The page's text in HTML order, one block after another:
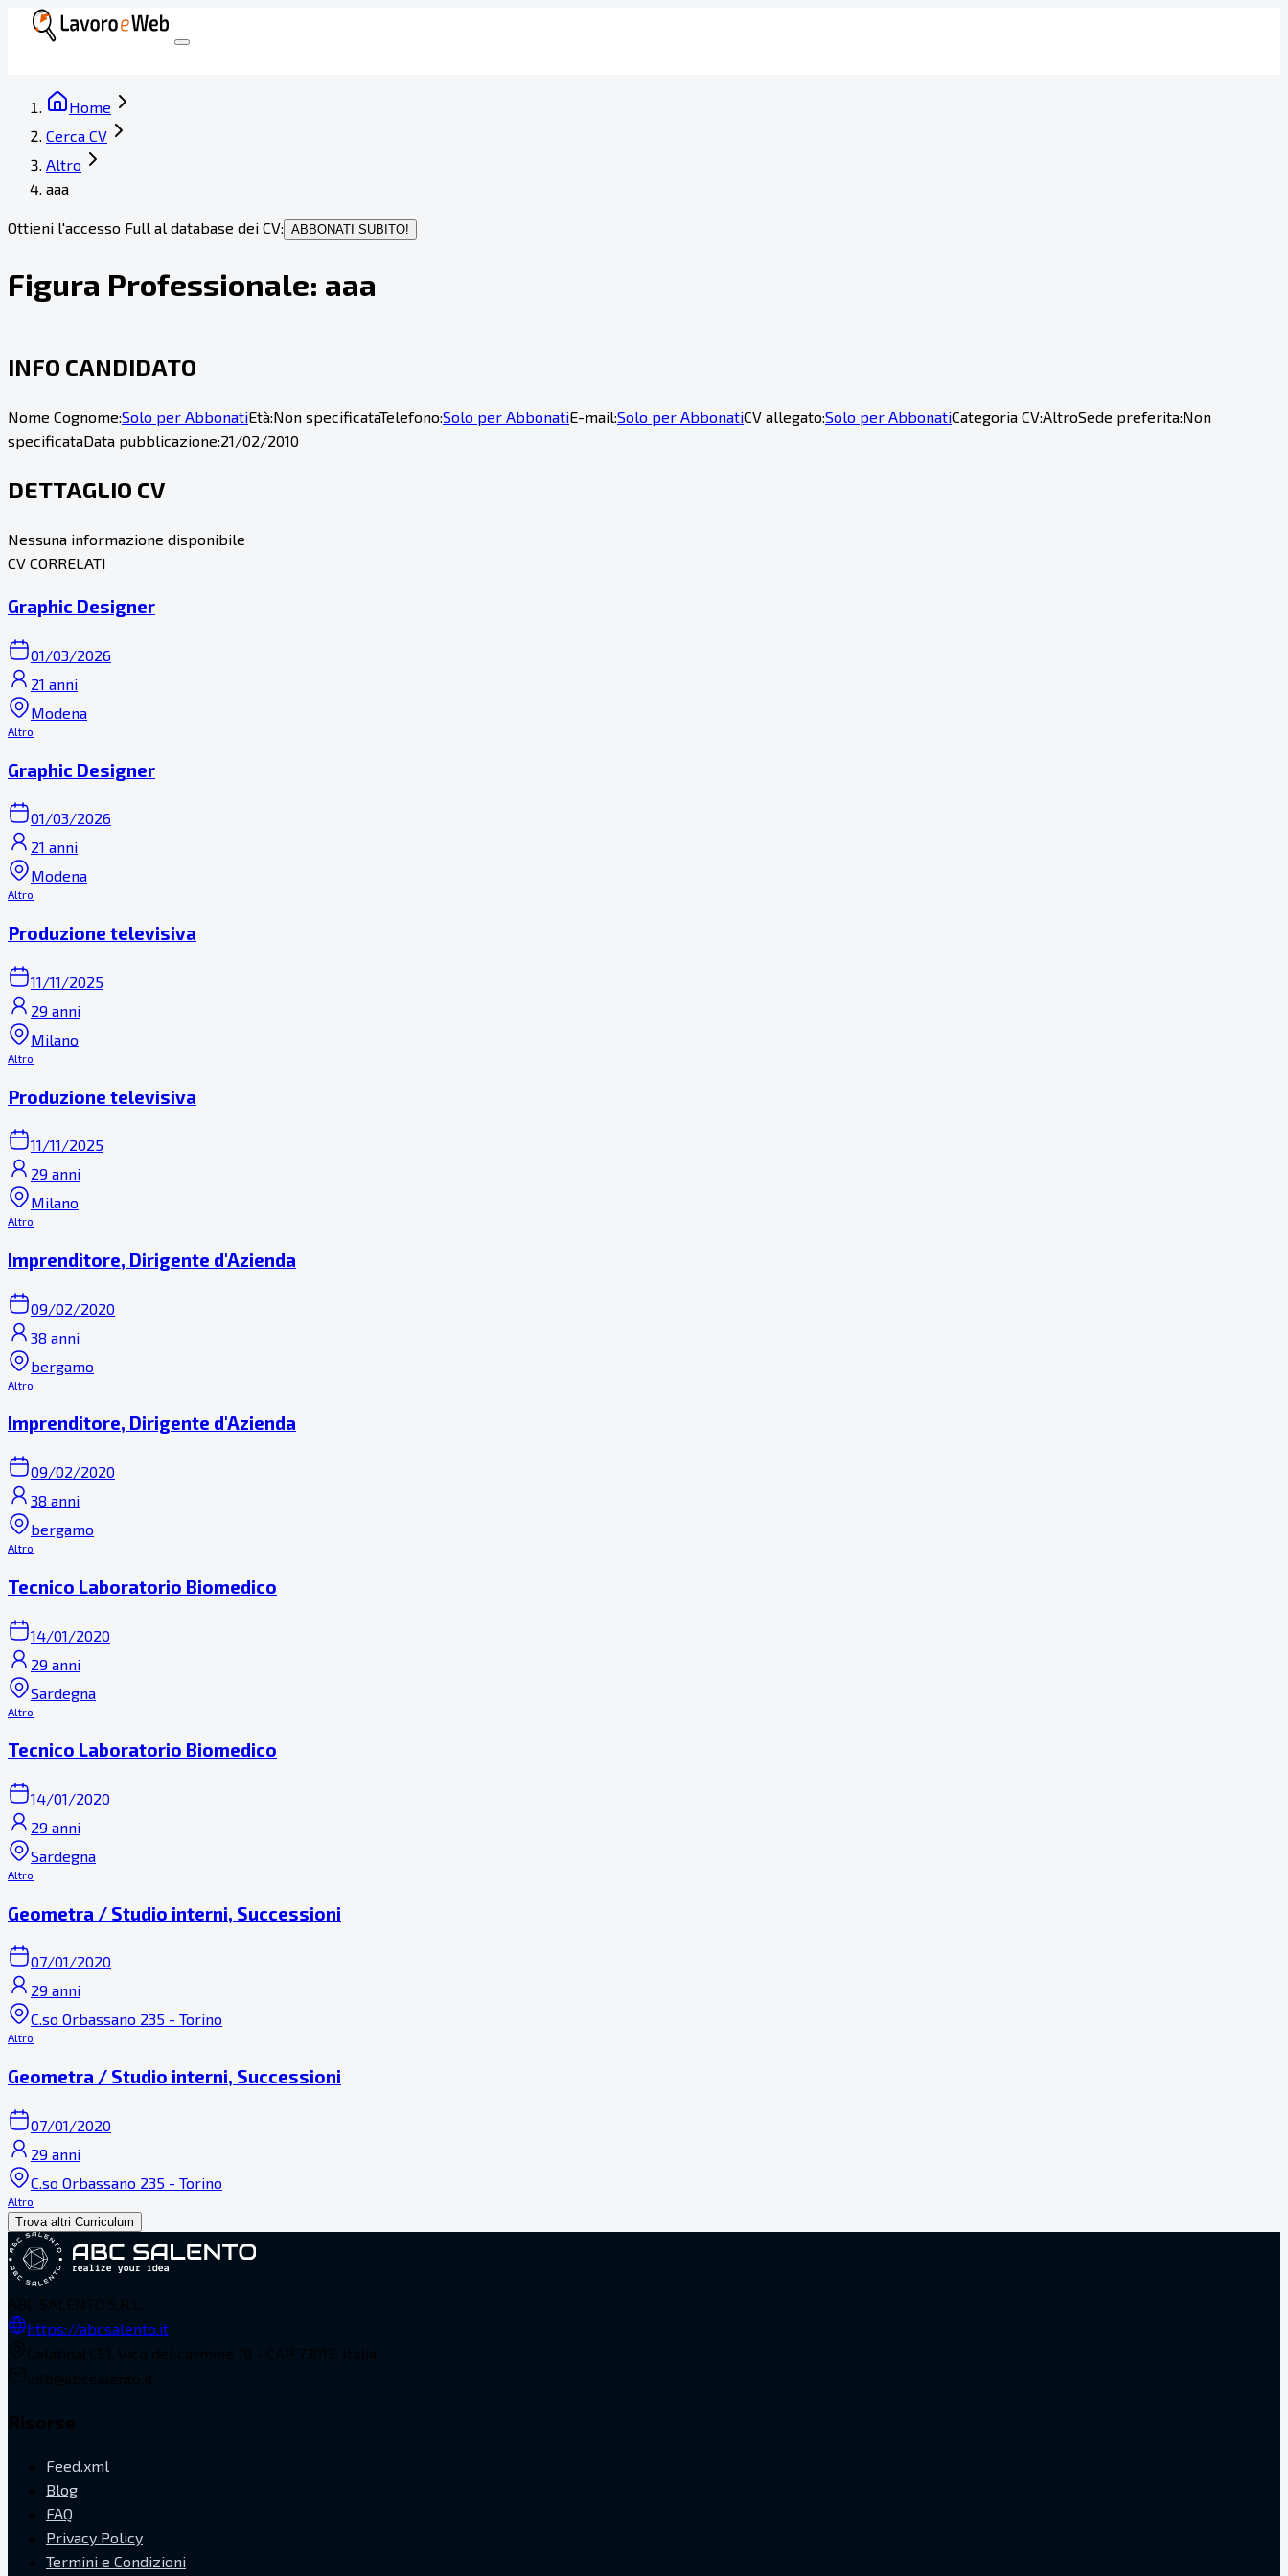
Home
Cerca CV
Altro
aaa
Ottieni l'accesso Full al database dei CV: ABBONATI SUBITO!
Figura Professionale: aaa
INFO CANDIDATO
Nome Cognome:Solo per AbbonatiEtà:Non specificataTelefono:Solo per AbbonatiE-mail:Solo per AbbonatiCV allegato:Solo per AbbonatiCategoria CV:AltroSede preferita:Non
specificataData pubblicazione:21/02/2010
DETTAGLIO CV
Nessuna informazione disponibile
CV CORRELATI
Graphic Designer
01/03/2026
21 anni
Modena
Altro
Graphic Designer
01/03/2026
21 anni
Modena
Altro
Produzione televisiva
11/11/2025
29 anni
Milano
Altro
Produzione televisiva
11/11/2025
29 anni
Milano
Altro
Imprenditore, Dirigente d'Azienda
09/02/2020
38 anni
bergamo
Altro
Imprenditore, Dirigente d'Azienda
09/02/2020
38 anni
bergamo
Altro
Tecnico Laboratorio Biomedico
14/01/2020
29 anni
Sardegna
Altro
Tecnico Laboratorio Biomedico
14/01/2020
29 anni
Sardegna
Altro
Geometra / Studio interni, Successioni
07/01/2020
29 anni
C.so Orbassano 235 - Torino
Altro
Geometra / Studio interni, Successioni
07/01/2020
29 anni
C.so Orbassano 235 - Torino
Altro
Trova altri Curriculum
https://abcsalento.it
Feed.xml
Blog
FAQ
Privacy Policy
Termini e Condizioni